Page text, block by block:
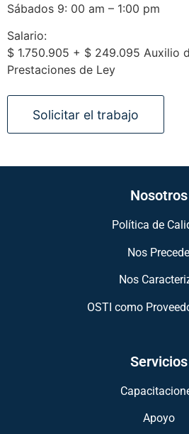
Sábados 9: 00 am – 1:00 pm
Salario:
$ 1.750.905 + $ 249.095 Auxilio
Prestaciones de Ley
Nosotros
Política de
Nos Precede
Nos
OSTI como
Servicios
Apoyo